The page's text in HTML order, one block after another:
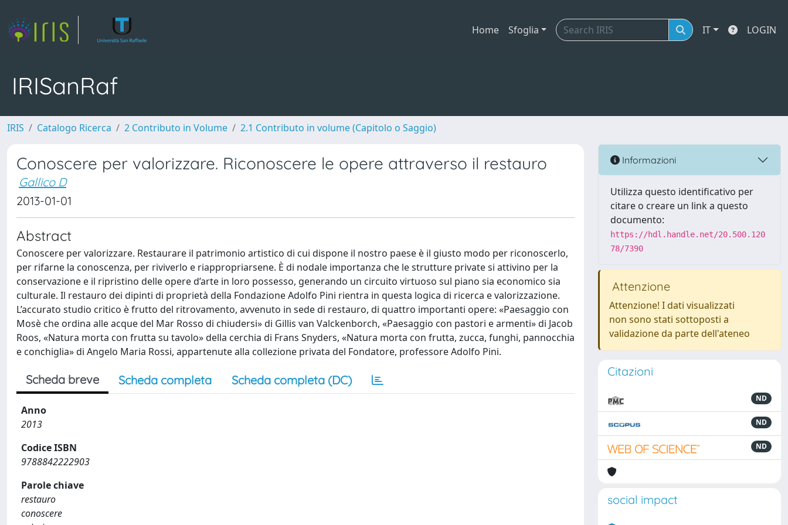
Home Sfoglia IT LOGIN
IRISanRaf
IRIS Catalogo Ricerca 2 Contributo in Volume 2.1 Contributo in volume (Capitolo o Saggio)
Conoscere per valorizzare. Riconoscere le opere attraverso il restauro
Gallico D
2013-01-01
Abstract
Conoscere per valorizzare. Restaurare il patrimonio artistico di cui dispone il nostro paese è il giusto modo per riconoscerlo,
per rifarne la conoscenza, per riviverlo e riappropriarsene. È di nodale importanza che le strutture private si attivino per la
conservazione e il ripristino delle opere d’arte in loro possesso, generando un circuito virtuoso sul piano sia economico sia
culturale. Il restauro dei dipinti di proprietà della Fondazione Adolfo Pini rientra in questa logica di ricerca e valorizzazione.
L’accurato studio critico è frutto del ritrovamento, avvenuto in sede di restauro, di quattro importanti opere: «Paesaggio con
Mosè che ordina alle acque del Mar Rosso di chiudersi» di Gillis van Valckenborch, «Paesaggio con pastori e armenti» di Jacob
Roos, «Natura morta con frutta su tavolo» della cerchia di Frans Snyders, «Natura morta con frutta, zucca, funghi, pannocchia
e conchiglia» di Angelo Maria Rossi, appartenute alla collezione privata del Fondatore, professore Adolfo Pini.
Scheda breve Scheda completa Scheda completa (DC)
Anno
2013
Codice ISBN
9788842222903
Parole chiave
restauro
conoscere
Informazioni
Utilizza questo identificativo per
citare o creare un link a questo
documento:
https://hdl.handle.net/20.500.120
78/7390
Attenzione
Attenzione! I dati visualizzati
non sono stati sottoposti a
validazione da parte dell'ateneo
Citazioni
ND
ND
ND
social impact